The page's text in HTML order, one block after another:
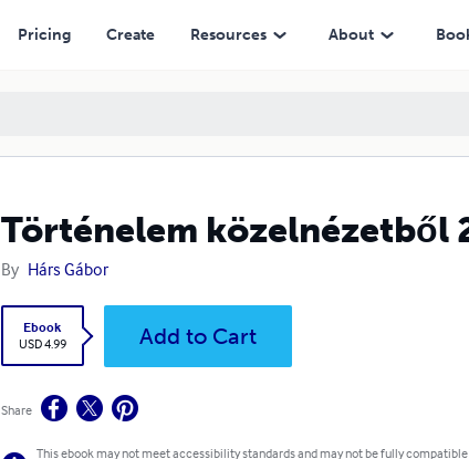
Pricing Create Resources About
Történelem közelnézetből
By Hárs Gábor
Ebook
USD 4.99
Add to Cart
Share
This ebook may not meet accessibility standards and may not be fully compatible